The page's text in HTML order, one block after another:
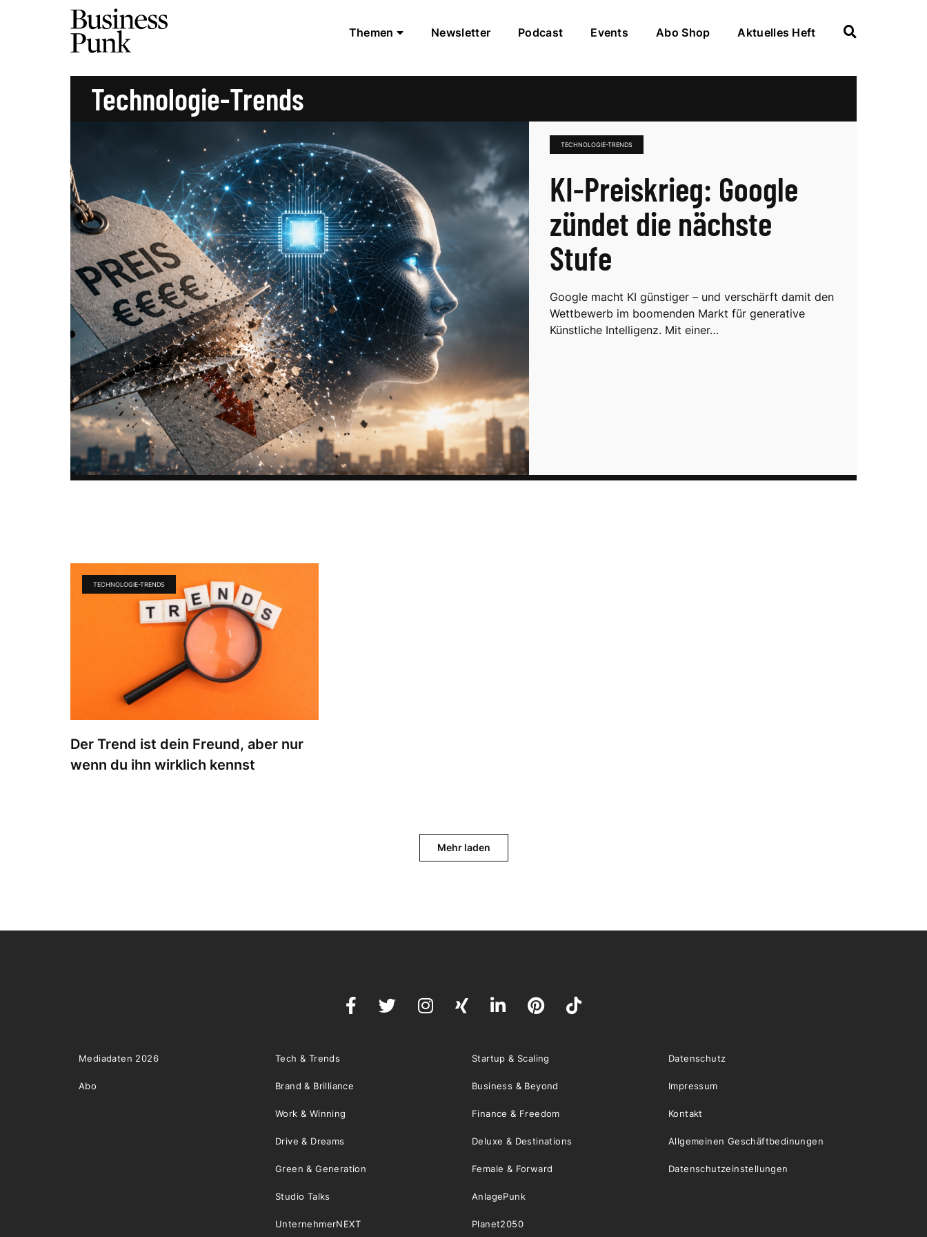
Themen Newsletter Podcast Events Abo Shop Aktuelles Heft
Technologie-Trends
TECHNOLOGIE-TRENDS
KI-Preiskrieg: Google
zündet die nächste
Stufe
Google macht KI günstiger – und verschärft damit den
Wettbewerb im boomenden Markt für generative
Künstliche Intelligenz. Mit einer…
Der Trend ist dein Freund, aber nur
wenn du ihn wirklich kennst
TECHNOLOGIE-TRENDS
Mehr laden
Mediadaten 2026
Abo
Tech & Trends Startup & Scaling
Brand & Brilliance Business & Beyond
Work & Winning Finance & Freedom
Drive & Dreams Deluxe & Destinations
Green & Generation Female & Forward
Studio Talks AnlagePunk
UnternehmerNEXT Planet2050
Datenschutz
Impressum
Kontakt
Allgemeinen Geschäftbedinungen
Datenschutzeinstellungen